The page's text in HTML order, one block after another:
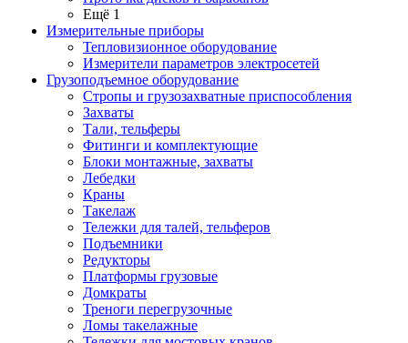
Ещё 1
Измерительные приборы
Тепловизионное оборудование
Измерители параметров электросетей
Грузоподъемное оборудование
Стропы и грузозахватные приспособления
Захваты
Тали, тельферы
Фитинги и комплектующие
Блоки монтажные, захваты
Лебедки
Краны
Такелаж
Тележки для талей, тельферов
Подъемники
Редукторы
Платформы грузовые
Домкраты
Треноги перегрузочные
Ломы такелажные